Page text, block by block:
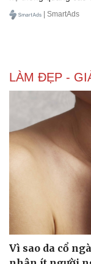
Sân khấu - Điện ảnh
Văn học
Âm nhạc
| SmartAds
LÀM ĐẸP -
Vì sao da cổ